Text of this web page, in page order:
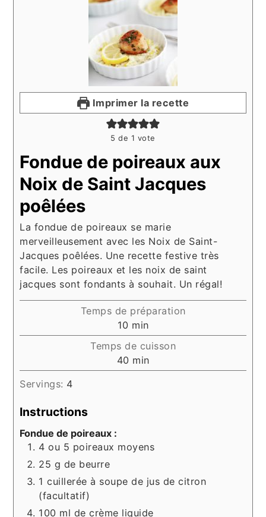
Imprimer la recette
5 de 1 vote
Fondue de poireaux aux
Noix de Saint Jacques
poêlées
La fondue de poireaux se marie
merveilleusement avec les Noix de Saint-
Jacques poêlées. Une recette festive très
facile. Les poireaux et les noix de saint
jacques sont fondants à souhait. Un régal!
Temps de préparation
10 minutes
min
Temps de cuisson
40 minutes
min
Servings: 4
Instructions
Fondue de poireaux :
4 ou 5 poireaux moyens
25 g de beurre
1 cuillerée à soupe de jus de citron
(facultatif)
100 ml de crème liquide